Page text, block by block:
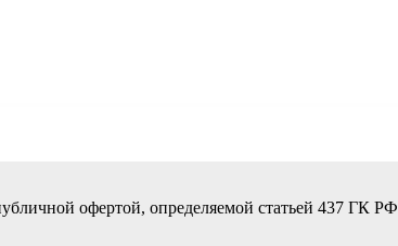
офертой, определяемой статьей 437 ГК РФ